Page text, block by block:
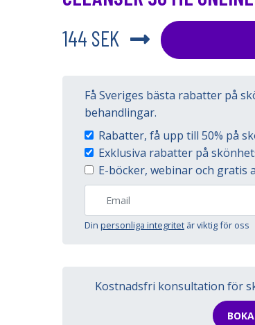
144 SEK
Få Sveriges bästa rabatter på
behandlingar.
Rabatter, få upp till 50% på
Exklusiva rabatter på
E-böcker, webinar och gratis
Din personliga integritet är viktig för oss
Kostnadsfri konsultation för